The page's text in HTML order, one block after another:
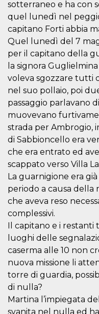
sotterraneo e ha con
quel lunedì nel
capitano Forti abbia
Quel lunedì del 7
per il capitano della
la signora
voleva sgozzare tutti
nel suo pollaio, poi
passaggio parlavano
muovevano
strada per Ambrogio,
di Sabbioncello era
che era entrato ed
scappato verso Villa
La guarnigione era
periodo a causa della
che aveva reso
complessivi.
Il capitano e i restanti
luoghi delle
caserma alle 10 non
nuova missione li
torre di guardia,
di nulla?
Martina l’impiegata
svanita nel nulla ed
m
CookieScriptConsent